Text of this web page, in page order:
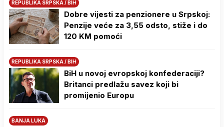
REPUBLIKA SRPSKA / BIH
Dobre vijesti za penzionere u Srpskoj:
Penzije veće za 3,55 odsto, stiže i do
120 KM pomoći
REPUBLIKA SRPSKA / BIH
BiH u novoj evropskoj konfederaciji?
Britanci predlažu savez koji bi
promijenio Europu
BANJA LUKA